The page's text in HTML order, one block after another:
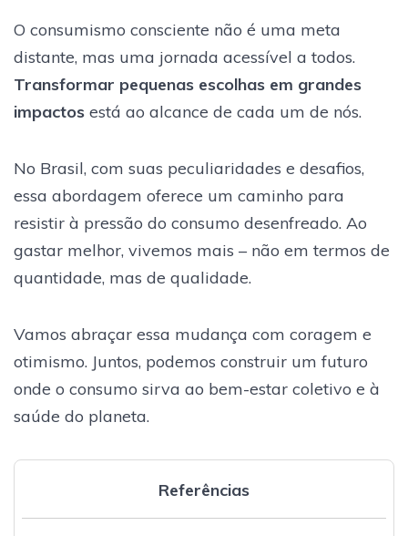
O consumismo consciente não é uma meta
distante, mas uma jornada acessível a todos.
Transformar pequenas escolhas em grandes
impactos está ao alcance de cada um de nós.
No Brasil, com suas peculiaridades e desafios,
essa abordagem oferece um caminho para
resistir à pressão do consumo desenfreado. Ao
gastar melhor, vivemos mais – não em termos de
quantidade, mas de qualidade.
Vamos abraçar essa mudança com coragem e
otimismo. Juntos, podemos construir um futuro
onde o consumo sirva ao bem-estar coletivo e à
saúde do planeta.
Referências